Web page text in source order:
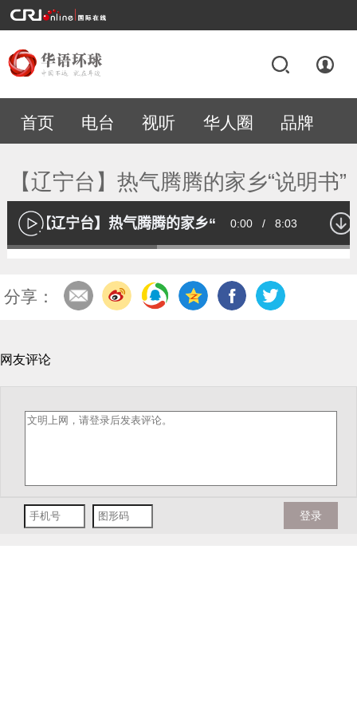
首页 电台 视听 华人圈 品牌
专题
【辽宁台】热气腾腾的家乡“说明书”
播
放
【辽宁台】热气腾腾的家乡“说明书”
Current
0:00 / Duration
8:03
Loaded:
分享：
网友评论
登录